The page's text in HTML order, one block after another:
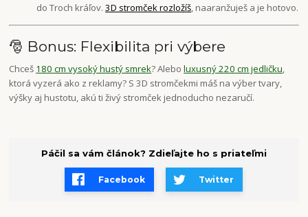
do Troch kráľov.3D stromček rozložíš, naaranžuješ a je hotovo.
🎅 Bonus: Flexibilita pri výbere
Chceš 180 cm vysoký hustý smrek? Aleboluxusný 220 cm jedličku,
ktorá vyzerá ako z reklamy? S 3D stromčekmi máš na výber tvary,
výšky aj hustotu, akú ti živý stromček jednoducho nezaručí.
Páčil sa vám článok? Zdieľajte ho s priateľmi
Facebook Twitter